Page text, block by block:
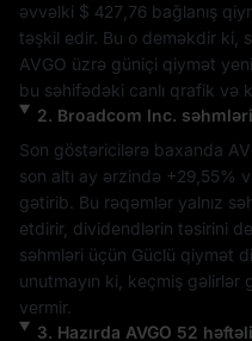
əvvəlki $ 427,76 bağlanış
təşkil edir. Bu o deməkdir ki,
AVGO üzrə güniçi qiymət
bu səhifədəki canlı qrafik və
2. Broadcom Inc.
Son göstəricilərə baxanda
son altı ay ərzində +29,55%
gətirib. Bu rəqəmlər yalnız
etdirir, dividendlərin təsirini
səhmləri üçün Güclü qiymət
unutmayın ki, keçmiş
vermir.
3. Hazırda AVGO 52